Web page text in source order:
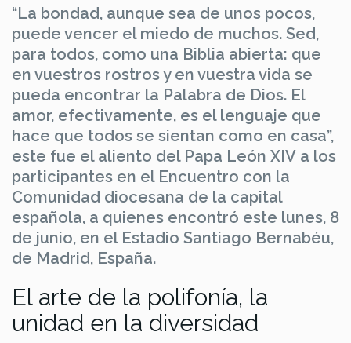
“La bondad, aunque sea de unos pocos,
puede vencer el miedo de muchos. Sed,
para todos, como una Biblia abierta: que
en vuestros rostros y en vuestra vida se
pueda encontrar la Palabra de Dios. El
amor, efectivamente, es el lenguaje que
hace que todos se sientan como en casa”,
este fue el aliento del Papa León XIV a los
participantes en el Encuentro con la
Comunidad diocesana de la capital
española, a quienes encontró este lunes, 8
de junio, en el Estadio Santiago Bernabéu,
de Madrid, España.
El arte de la polifonía, la
unidad en la diversidad